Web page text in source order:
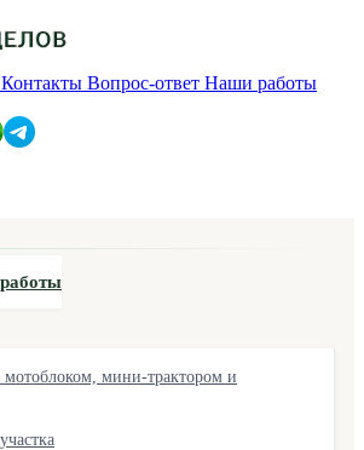
Контакты Вопрос-ответ Наши работы
мини-трактором и